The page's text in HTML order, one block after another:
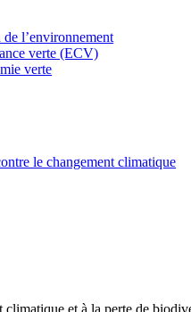
l’environnement
verte (ECV)
verte
le changement climatique
et à la perte de